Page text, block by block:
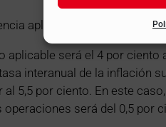
aplicable a estas
aplicable será el 4 por ciento
interanual de la inflación
5,5 por ciento. En este
será del 0,5 por